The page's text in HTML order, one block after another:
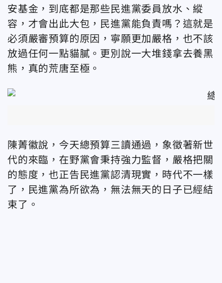
安基金，到底都是那些民進黨委員放水、縱
容，才會出此大包，民進黨能負責嗎？這就是
必須嚴審預算的原因，寧願更加嚴格，也不該
放過任何一點貓膩。更別說一大堆錢拿去養黑
熊，真的荒唐至極。
陳菁徽說，今天總預算三讀通過，象徵著新世
代的來臨，在野黨會秉持強力監督，嚴格把關
的態度，也正告民進黨認清現實，時代不一樣
了，民進黨為所欲為，無法無天的日子已經結
束了。